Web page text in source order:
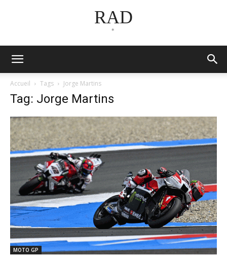
RAD
*
Accueil Tags Jorge Martins
Tag: Jorge Martins
MOTO GP